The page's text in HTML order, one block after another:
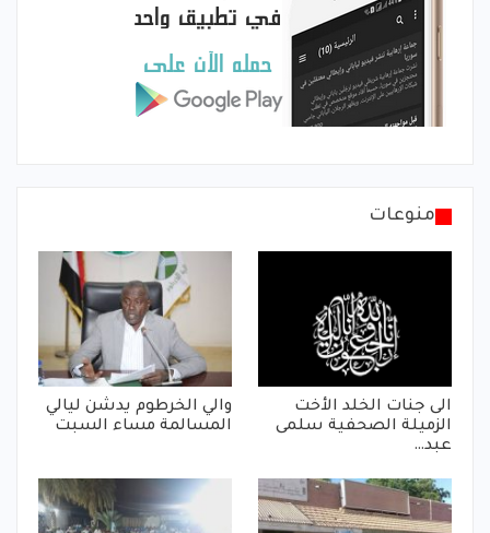
منوعات
الى جنات الخلد الأخت
الزميلة الصحفية سلمى
عبد…
والي الخرطوم يدشن ليالي
المسالمة مساء السبت